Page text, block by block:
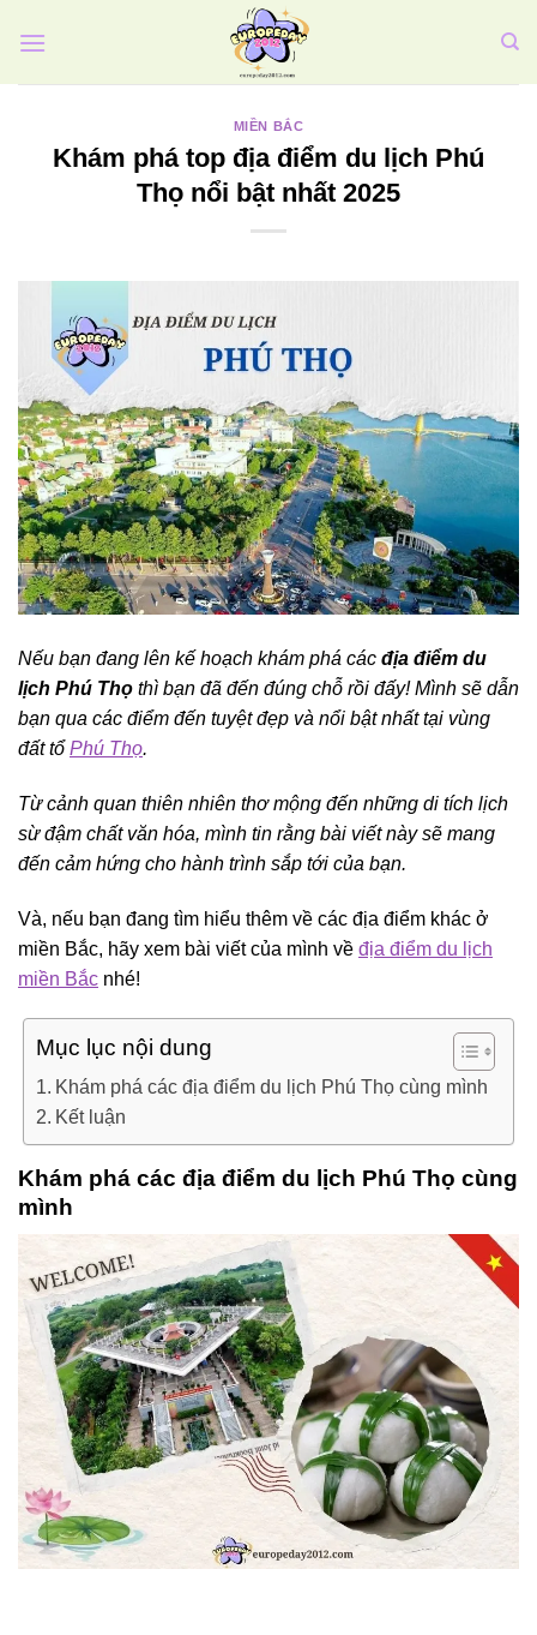
qua
MIỀN BẮC
Khám phá top địa điểm du lịch Phú
Thọ nổi bật nhất 2025
Nếu bạn đang lên kế hoạch khám phá các địa điểm du
lịch Phú Thọ thì bạn đã đến đúng chỗ rồi đấy! Mình sẽ dẫn
bạn qua các điểm đến tuyệt đẹp và nổi bật nhất tại vùng
đất tổPhú Thọ.
Từ cảnh quan thiên nhiên thơ mộng đến những di tích lịch
sừ đậm chất văn hóa, mình tin rằng bài viết này sẽ mang
đến cảm hứng cho hành trình sắp tới của bạn.
Và, nếu bạn đang tìm hiểu thêm về các địa điểm khác ở
miền Bắc, hãy xem bài viết của mình về địa điểm du lịch
miền Bắc nhé!
Mục lục nội dung
Khám phá các địa điểm du lịch Phú Thọ cùng mình
Kết luận
Khám phá các địa điểm du lịch Phú Thọ cùng
mình